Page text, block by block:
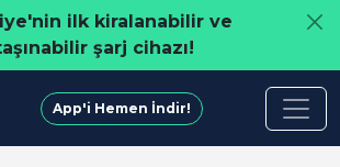
ilk kiralanabilir ve
şarj cihazı!
App'i Hemen İndir!